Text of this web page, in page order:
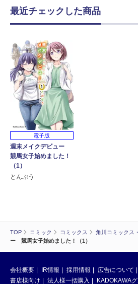
TOP コミック コミックス 角川コミックス
ー 競馬女子始めました！（1）
最近チェックした商品
電子版
週末メイクデビュー
競馬女子始めました！
（1）
とんぷう
会社概要 IR情報 採用情報 広告について
書店様向け
法人様一括購入 KADOKAWA